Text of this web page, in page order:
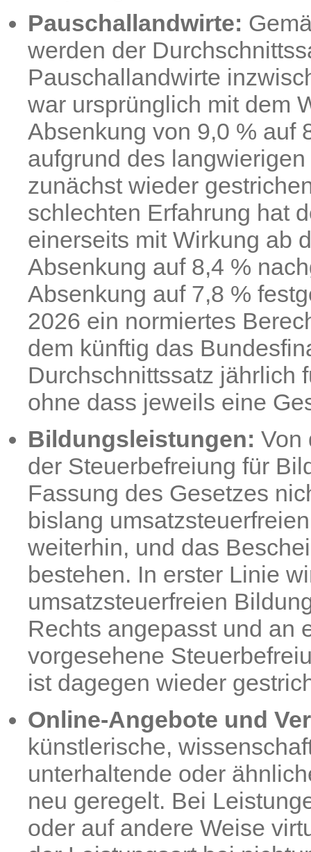
Pauschallandwirte:
werden der
Pauschallandwirte
war ursprünglich mit dem
Absenkung von 9,0 % auf
aufgrund des
zunächst wieder
schlechten Erfahrung hat
einerseits mit Wirkung ab
Absenkung auf 8,4 %
Absenkung auf 7,8 %
2026 ein normiertes
dem künftig das
Durchschnittssatz jährlich
ohne dass jeweils eine
Bildungsleistungen: Von
der Steuerbefreiung für
Fassung des Gesetzes
bislang
weiterhin, und das
bestehen. In erster Linie
umsatzsteuerfreien
Rechts angepasst und an
vorgesehene
ist dagegen wieder
Online-Angebote und
künstlerische,
unterhaltende oder
neu geregelt. Bei
oder auf andere Weise